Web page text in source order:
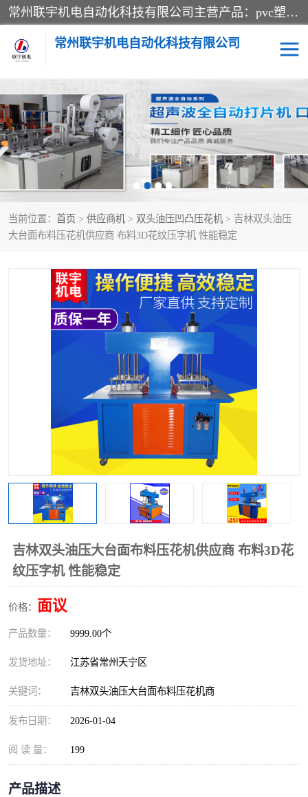
常州联宇机电自动化科技有限公司主营产品：pvc塑料焊机、高频热合机、软膜天花压边机、服装布料凹凸压花机、布料3d压印设备、服装植胶设备、超声波布料花边机、无纺布热合机、全自动压花机。
常州联宇机电自动化科技有限公司
当前位置： 首页 > 供应商机 > 双头油压凹凸压花机 > 吉林双头油压
大台面布料压花机供应商 布料3D花纹压字机 性能稳定
吉林双头油压大台面布料压花机供应商 布料3D花
纹压字机 性能稳定
价格： 面议
产品数量： 9999.00个
发货地址： 江苏省常州天宁区
关键词： 吉林双头油压大台面布料压花机商
发布日期： 2026-01-04
阅 读 量： 199
产品描述
压花定型机以及压花模具 超声波热合机
高频热合机 超声波花边机
超声波复合压花机 凹凸压花机压标机
3040凹凸压花机 双头服装凹凸压花机
高频压花压标机 自动超声波打片成型机
泡壳包装封口机 海绵产品成型机